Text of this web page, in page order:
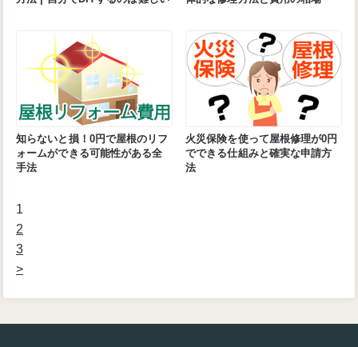
知らないと損！0円で屋根のリフ
ォームができる可能性がある全
手法
火災保険を使って屋根修理が0円
でできる仕組みと確実な申請方
法
1
2
3
>